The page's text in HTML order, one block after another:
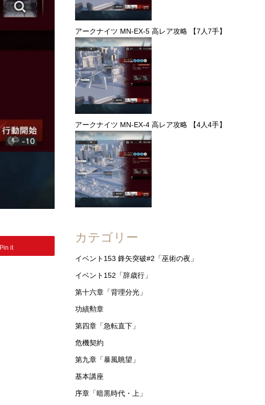
Pin it
アークナイツ MN-EX-5 高レア攻略 【7人7手】
アークナイツ MN-EX-4 高レア攻略 【4人4手】
カテゴリー
イベント153 鋒矢突破#2「巫術の夜」
イベント152「辞歳行」
第十六章「背理分光」
功績勲章
第四章「急転直下」
危機契約
第九章「暴風眺望」
基本講座
序章「暗黒時代・上」